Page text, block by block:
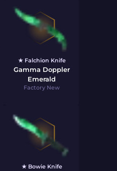
★ Falchion Knife
Gamma Doppler
Emerald
Factory New
★ Bowie Knife